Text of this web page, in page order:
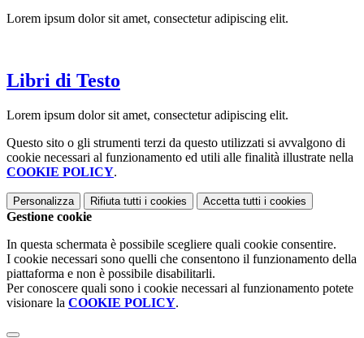
Lorem ipsum dolor sit amet, consectetur adipiscing elit.
Libri di Testo
Lorem ipsum dolor sit amet, consectetur adipiscing elit.
Questo sito o gli strumenti terzi da questo utilizzati si avvalgono di
cookie necessari al funzionamento ed utili alle finalità illustrate nella
COOKIE POLICY.
Personalizza Rifiuta tutti i cookies Accetta tutti i cookies
Gestione cookie
In questa schermata è possibile scegliere quali cookie consentire.
I cookie necessari sono quelli che consentono il funzionamento della
piattaforma e non è possibile disabilitarli.
Per conoscere quali sono i cookie necessari al funzionamento potete
visionare la COOKIE POLICY.